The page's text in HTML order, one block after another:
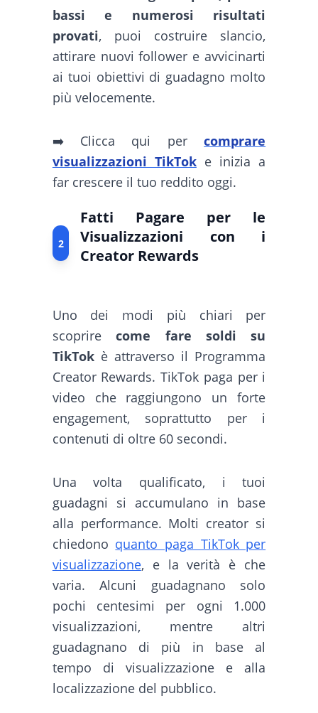
bassi e numerosi risultati
provati, puoi costruire slancio,
attirare nuovi follower e avvicinarti
ai tuoi obiettivi di guadagno molto
più velocemente.
➡️ Clicca qui percomprare
visualizzazioni TikToke inizia a
far crescere il tuo reddito oggi.
2
Fatti Pagare per le
Visualizzazioni con i
Creator Rewards
Uno dei modi più chiari per
scoprirecome fare soldi su
TikTokè attraverso il Programma
Creator Rewards. TikTok paga per i
video che raggiungono un forte
engagement, soprattutto per i
contenuti di oltre 60 secondi.
Una volta qualificato, i tuoi
guadagni si accumulano in base
alla performance. Molti creator si
chiedono quanto paga TikTok per
visualizzazione, e la verità è che
varia. Alcuni guadagnano solo
pochi centesimi per ogni 1.000
visualizzazioni, mentre altri
guadagnano di più in base al
tempo di visualizzazione e alla
localizzazione del pubblico.